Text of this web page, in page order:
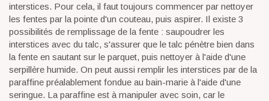
interstices. Pour cela, il faut toujours commencer par nettoyer
les fentes par la pointe d'un couteau, puis aspirer. Il existe 3
possibilités de remplissage de la fente : saupoudrer les
interstices avec du talc, s'assurer que le talc pénètre bien dans
la fente en sautant sur le parquet, puis nettoyer à l'aide d'une
serpillère humide. On peut aussi remplir les interstices par de la
paraffine préalablement fondue au bain-marie à l'aide d'une
seringue. La paraffine est à manipuler avec soin, car le